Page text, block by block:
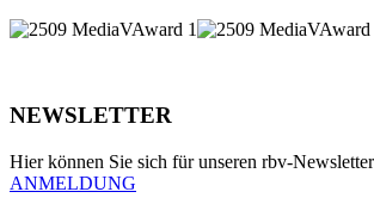
NEWSLETTER
Hier können Sie sich für unseren rbv-
ANMELDUNG